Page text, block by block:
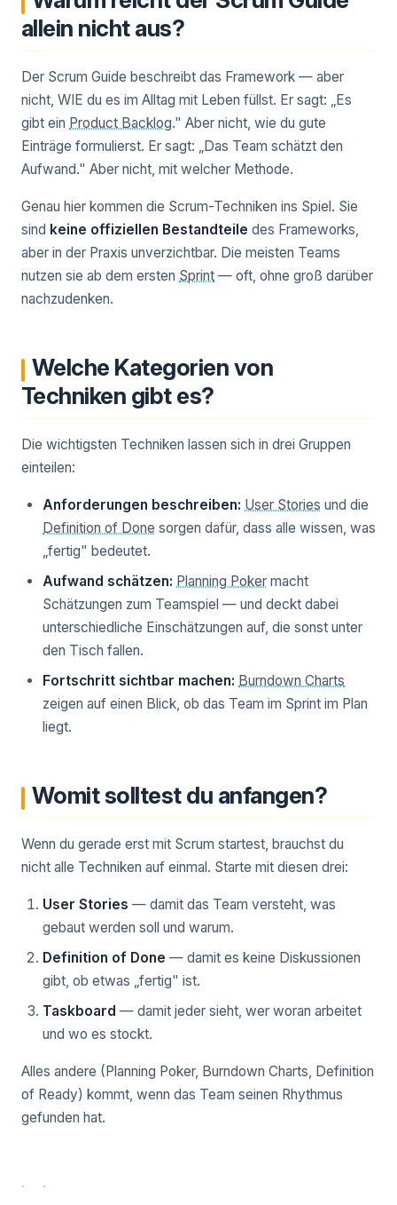
allein nicht aus?
Der Scrum Guide beschreibt das Framework — aber
nicht, WIE du es im Alltag mit Leben füllst. Er sagt: „Es
gibt ein Product Backlog." Aber nicht, wie du gute
Einträge formulierst. Er sagt: „Das Team schätzt den
Aufwand." Aber nicht, mit welcher Methode.
Genau hier kommen die Scrum-Techniken ins Spiel. Sie
sind keine offiziellen Bestandteile des Frameworks,
aber in der Praxis unverzichtbar. Die meisten Teams
nutzen sie ab dem ersten Sprint — oft, ohne groß darüber
nachzudenken.
Welche Kategorien von
Techniken gibt es?
Die wichtigsten Techniken lassen sich in drei Gruppen
einteilen:
Anforderungen beschreiben: User Stories und die
Definition of Done sorgen dafür, dass alle wissen, was
„fertig" bedeutet.
Aufwand schätzen: Planning Poker macht
Schätzungen zum Teamspiel — und deckt dabei
unterschiedliche Einschätzungen auf, die sonst unter
den Tisch fallen.
Fortschritt sichtbar machen: Burndown Charts
zeigen auf einen Blick, ob das Team im Sprint im Plan
liegt.
Womit solltest du anfangen?
Wenn du gerade erst mit Scrum startest, brauchst du
nicht alle Techniken auf einmal. Starte mit diesen drei:
User Stories — damit das Team versteht, was
gebaut werden soll und warum.
Definition of Done — damit es keine Diskussionen
gibt, ob etwas „fertig" ist.
Taskboard — damit jeder sieht, wer woran arbeitet
und wo es stockt.
Alles andere (Planning Poker, Burndown Charts, Definition
of Ready) kommt, wenn das Team seinen Rhythmus
gefunden hat.